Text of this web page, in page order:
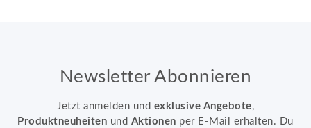
Newsletter Abonnieren
Jetzt anmelden und exklusive Angebote,
Produktneuheiten und Aktionen per E-Mail erhalten. Du